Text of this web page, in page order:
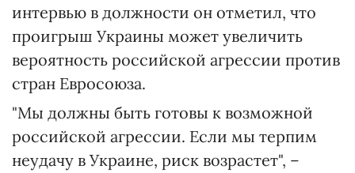
интервью в должности он отметил, что
проигрыш Украины может увеличить
вероятность российской агрессии против
стран Евросоюза.
"Мы должны быть готовы к возможной
российской агрессии. Если мы терпим
неудачу в Украине, риск возрастет", –